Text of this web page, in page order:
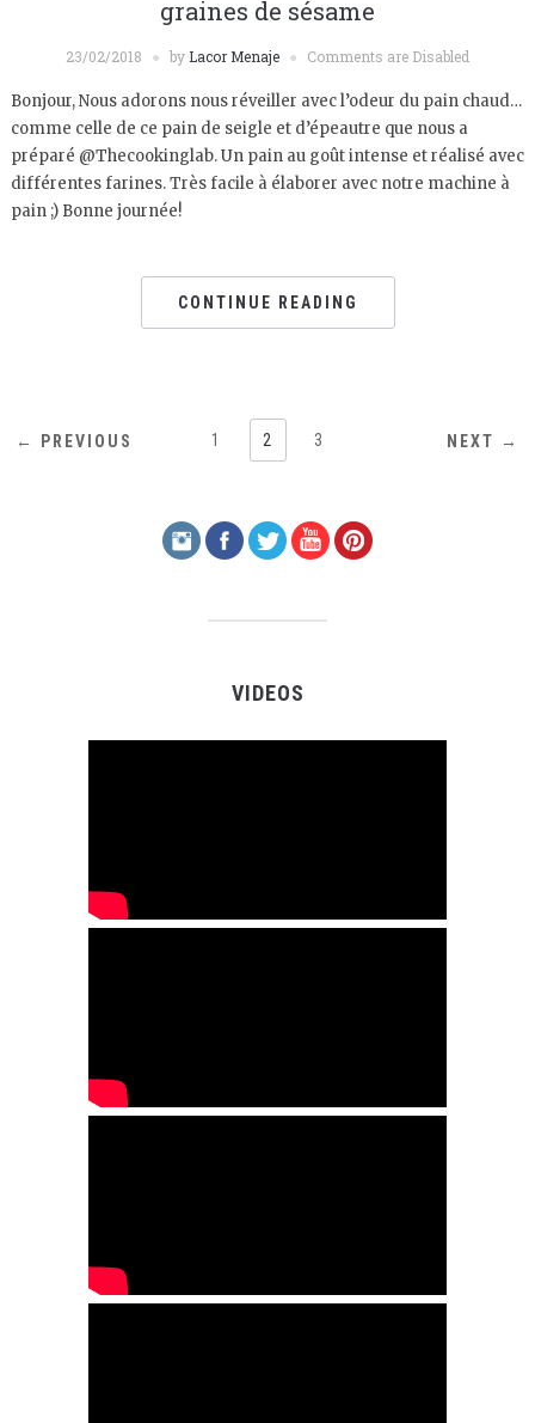
graines de sésame
23/02/2018 by Lacor Menaje Comments are Disabled
Bonjour, Nous adorons nous réveiller avec l’odeur du pain chaud…
comme celle de ce pain de seigle et d’épeautre que nous a
préparé @Thecookinglab. Un pain au goût intense et réalisé avec
différentes farines. Très facile à élaborer avec notre machine à
pain ;) Bonne journée!
CONTINUE READING
← PREVIOUS 1 2 3 NEXT →
VIDEOS